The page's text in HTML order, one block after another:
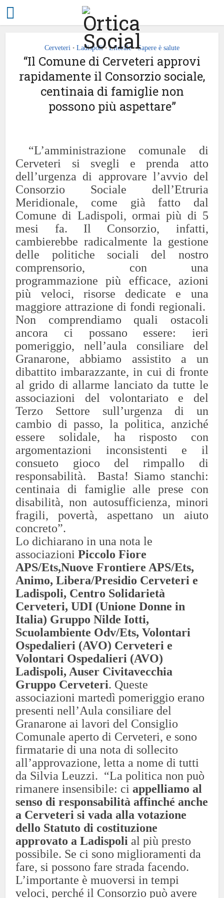
Cerveteri • Ladispoli • Litorale • Sapere è salute
“Il Comune di Cerveteri approvi
rapidamente il Consorzio sociale,
centinaia di famiglie non
possono più aspettare”
“L’amministrazione comunale di
Cerveteri si svegli e prenda atto
dell’urgenza di approvare l’avvio del
Consorzio Sociale dell’Etruria
Meridionale, come già fatto dal
Comune di Ladispoli, ormai più di 5
mesi fa. Il Consorzio, infatti,
cambierebbe radicalmente la gestione
delle politiche sociali del nostro
comprensorio, con una
programmazione più efficace, azioni
più veloci, risorse dedicate e una
maggiore attrazione di fondi regionali.
Non comprendiamo quali ostacoli
ancora ci possano essere: ieri
pomeriggio, nell’aula consiliare del
Granarone, abbiamo assistito a un
dibattito imbarazzante, in cui di fronte
al grido di allarme lanciato da tutte le
associazioni del volontariato e del
Terzo Settore sull’urgenza di un
cambio di passo, la politica, anziché
essere solidale, ha risposto con
argomentazioni inconsistenti e il
consueto gioco del rimpallo di
responsabilità. Basta! Siamo stanchi:
centinaia di famiglie alle prese con
disabilità, non autosufficienza, minori
fragili, povertà, aspettano un aiuto
concreto”.
Lo dichiarano in una nota le
associazioniPiccolo Fiore
APS/Ets,Nuove Frontiere APS/Ets,
Animo, Libera/Presidio Cerveteri e
Ladispoli, Centro Solidarietà
Cerveteri, UDI (Unione Donne in
Italia) Gruppo Nilde Iotti,
Scuolambiente Odv/Ets, Volontari
Ospedalieri (AVO) Cerveteri e
Volontari Ospedalieri (AVO)
Ladispoli, Auser Civitavecchia
Gruppo Cerveteri. Queste
associazioni martedì pomeriggio erano
presenti nell’Aula consiliare del
Granarone ai lavori del Consiglio
Comunale aperto di Cerveteri, e sono
firmatarie di una nota di sollecito
all’approvazione, letta a nome di tutti
da Silvia Leuzzi. “La politica non può
rimanere insensibile: ciappelliamo al
senso di responsabilità affinché anche
a Cerveteri si vada alla votazione
dello Statuto di costituzione
approvato a Ladispoli al più presto
possibile. Se ci sono miglioramenti da
fare, si possono fare strada facendo.
L’importante è muoversi in tempi
veloci, perché il Consorzio può avere